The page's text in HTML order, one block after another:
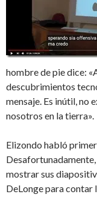
hombre de pie dice:
descubrimientos
mensaje. Es inútil, no
nosotros en la tierra».
Elizondo habló
mostrar sus
DeLonge para contar